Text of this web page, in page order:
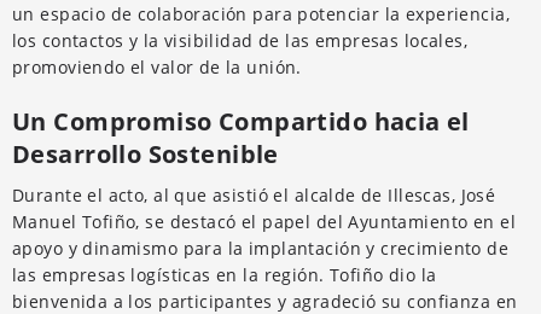
un espacio de colaboración para potenciar la experiencia,
los contactos y la visibilidad de las empresas locales,
promoviendo el valor de la unión.
Un Compromiso Compartido hacia el
Desarrollo Sostenible
Durante el acto, al que asistió el alcalde de Illescas, José
Manuel Tofiño, se destacó el papel del Ayuntamiento en el
apoyo y dinamismo para la implantación y crecimiento de
las empresas logísticas en la región. Tofiño dio la
bienvenida a los participantes y agradeció su confianza en